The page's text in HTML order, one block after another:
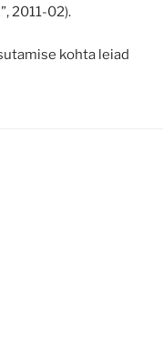
2011-02).
kohta leiad